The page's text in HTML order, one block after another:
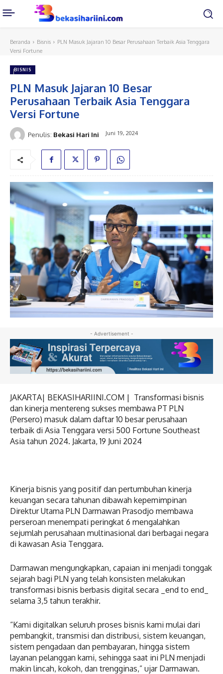
Beranda Bisnis
PLN Masuk Jajaran 10 Besar Perusahaan Terbaik Asia Tenggara
Versi Fortune
BISNIS
PLN Masuk Jajaran 10 Besar
Perusahaan Terbaik Asia Tenggara
Versi Fortune
Penulis: Bekasi Hari Ini Juni 19, 2024
- Advertisement -
JAKARTA| BEKASIHARIINI.COM | Transformasi bisnis
dan kinerja mentereng sukses membawa PT PLN
(Persero) masuk dalam daftar 10 besar perusahaan
terbaik di Asia Tenggara versi 500 Fortune Southeast
Asia tahun 2024. Jakarta, 19 Juni 2024
Kinerja bisnis yang positif dan pertumbuhan kinerja
keuangan secara tahunan dibawah kepemimpinan
Direktur Utama PLN Darmawan Prasodjo membawa
perseroan menempati peringkat 6 mengalahkan
sejumlah perusahaan multinasional dari berbagai negara
di kawasan Asia Tenggara.
Darmawan mengungkapkan, capaian ini menjadi tonggak
sejarah bagi PLN yang telah konsisten melakukan
transformasi bisnis berbasis digital secara _end to end_
selama 3,5 tahun terakhir.
“Kami digitalkan seluruh proses bisnis kami mulai dari
pembangkit, transmisi dan distribusi, sistem keuangan,
sistem pengadaan dan pembayaran, hingga sistem
layanan pelanggan kami, sehingga saat ini PLN menjadi
makin lincah, kokoh, dan trengginas,” ujar Darmawan.